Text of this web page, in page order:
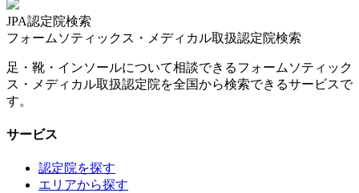
JPA認定院検索
フォームソティックス・メディカル取扱認定院検索
足・靴・インソールについて相談できるフォームソティック
ス・メディカル取扱認定院を全国から検索できるサービスで
す。
サービス
認定院を探す
エリアから探す